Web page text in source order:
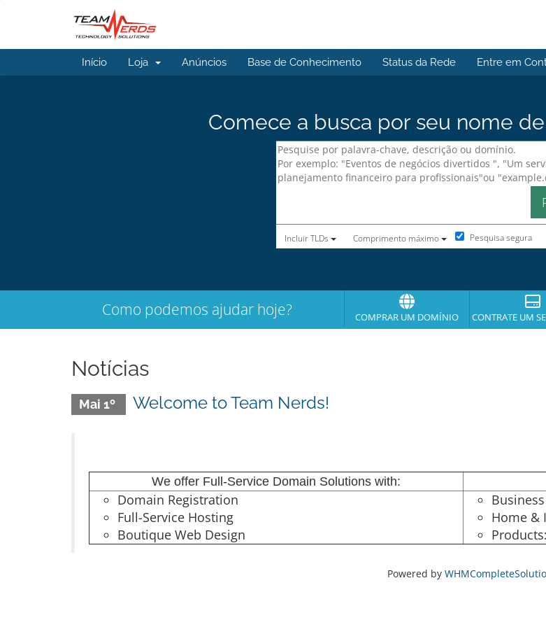
Início Loja Anúncios Base de Conhecimento Status da Rede Entre em
Comece a busca por seu nome
Incluir TLDs Comprimento máximo Pesquisa segura
Como podemos ajudar hoje? COMPRAR UM DOMÍNIO CONTRATE UM
Notícias
Mai 1º Welcome to Team Nerds!
We offer Full-Service Domain Solutions with:
Domain Registration
Full-Service Hosting
Boutique Web Design
Home &
Powered by